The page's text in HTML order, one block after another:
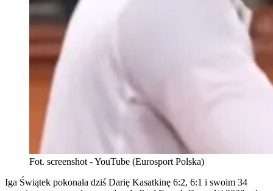
Fot. screenshot - YouTube (Eurosport Polska)
Iga Świątek pokonała dziś Darię Kasatkinę 6:2, 6:1 i swoim 34